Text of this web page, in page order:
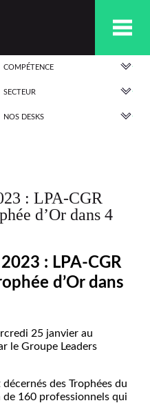
COMPÉTENCE
SECTEUR
NOS DESKS
: LPA-CGR
d’Or dans 4
: LPA-CGR
d’Or dans
25 janvier au
le Groupe Leaders
des Trophées du
160 professionnels qui